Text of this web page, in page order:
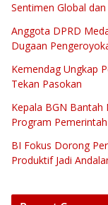
Sentimen Global
Anggota DPRD
Dugaan
Kemendag Ungkap
Tekan Pasokan
Kepala BGN Bantah
Program
BI Fokus Dorong
Produktif Jadi